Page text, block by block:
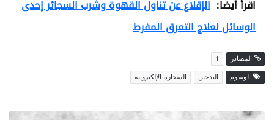
اقرأ أيضا: الإقلاع عن تناول القهوة وشرب السجائر إحدى
الوسائل لعلاج التعرق المفرط
المصادر
1
الوسوم
التدخين السجارة الإلكترونية